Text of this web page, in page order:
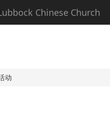
Chinese Church
动